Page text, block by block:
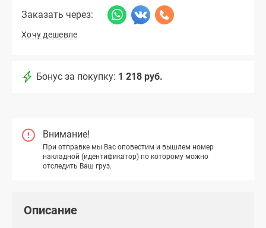
Заказать через:
Хочу дешевле
Бонус за покупку: 1 218 руб.
Внимание!
При отправке мы Вас оповестим и вышлем номер
накладной (идентификатор) по которому можно
отследить Ваш груз.
Описание